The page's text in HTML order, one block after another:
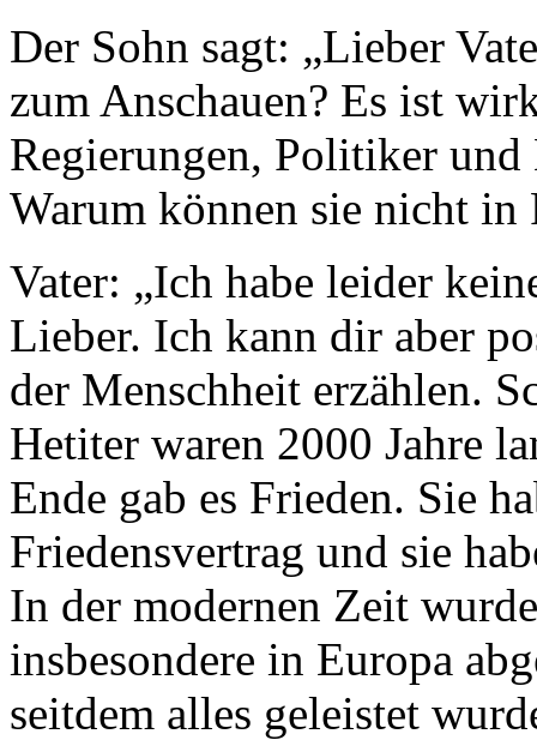
Der Sohn sagt: „Lieber
zum Anschauen? Es ist
Regierungen, Politiker und
Warum können sie nicht in
Vater: „Ich habe leider
Lieber. Ich kann dir aber
der Menschheit erzählen.
Hetiter waren 2000 Jahre
Ende gab es Frieden. Sie
Friedensvertrag und sie
In der modernen Zeit
insbesondere in Europa
seitdem alles geleistet